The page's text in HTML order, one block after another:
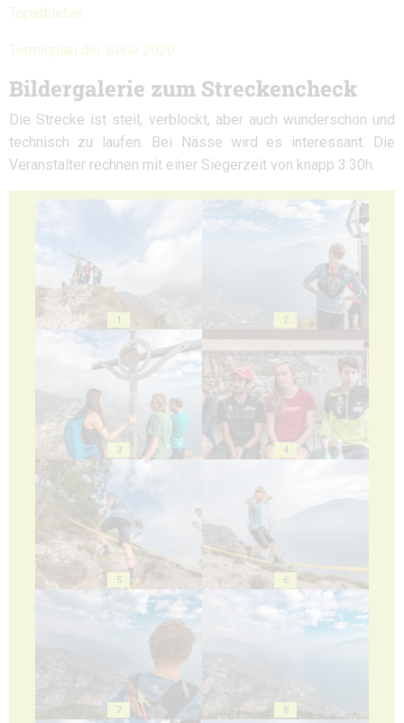
Topathleten
Terminplan der Serie 2020
Bildergalerie zum Streckencheck
Die Strecke ist steil, verblockt, aber auch wunderschön und
technisch zu laufen. Bei Nässe wird es interessant. Die
Veranstalter rechnen mit einer Siegerzeit von knapp 3:30h.
1 2
3 4
5 6
7 8